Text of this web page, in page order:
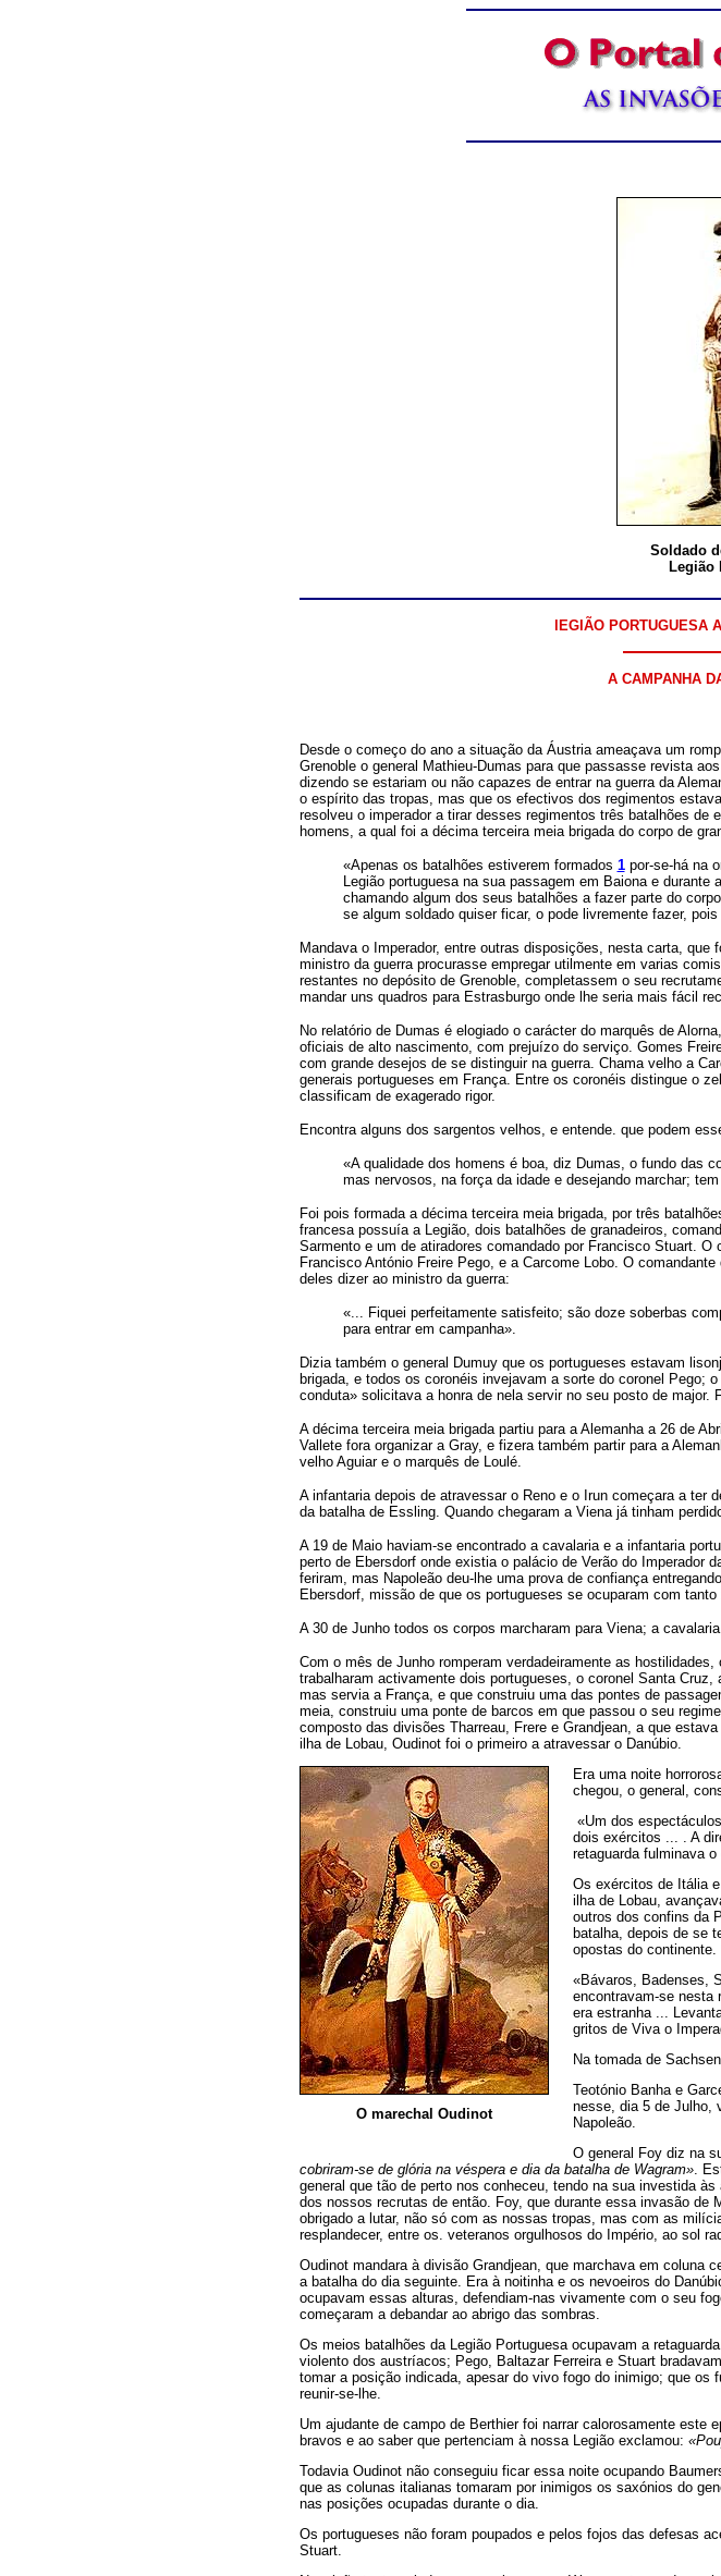
Soldado
Legião
lEGIÃO PORTUGUESA
A CAMPANHA
Desde o começo do ano a situação da Áustria ameaçava um
Grenoble o general Mathieu-Dumas para que passasse revista
dizendo se estariam ou não capazes de entrar na guerra da
o espírito das tropas, mas que os efectivos dos regimentos
resolveu o imperador a tirar desses regimentos três batalhões
homens, a qual foi a décima terceira meia brigada do corpo de
«Apenas os batalhões estiverem formados 1por-se-há na
Legião portuguesa na sua passagem em Baiona e
chamando algum dos seus batalhões a fazer parte do
se algum soldado quiser ficar, o pode livremente fazer,
Mandava o Imperador, entre outras disposições, nesta carta,
ministro da guerra procurasse empregar utilmente em varias
restantes no depósito de Grenoble, completassem o seu
mandar uns quadros para Estrasburgo onde lhe seria mais fácil
No relatório de Dumas é elogiado o carácter do marquês de
oficiais de alto nascimento, com prejuízo do serviço. Gomes
com grande desejos de se distinguir na guerra. Chama velho a
generais portugueses em França. Entre os coronéis distingue o
classificam de exagerado rigor.
Encontra alguns dos sargentos velhos, e entende. que podem
«A qualidade dos homens é boa, diz Dumas, o fundo das
mas nervosos, na força da idade e desejando marchar;
Foi pois formada a décima terceira meia brigada, por três
francesa possuía a Legião, dois batalhões de granadeiros,
Sarmento e um de atiradores comandado por Francisco Stuart.
Francisco António Freire Pego, e a Carcome Lobo. O
deles dizer ao ministro da guerra:
«... Fiquei perfeitamente satisfeito; são doze soberbas
para entrar em campanha».
Dizia também o general Dumuy que os portugueses estavam
brigada, e todos os coronéis invejavam a sorte do coronel Pego;
conduta» solicitava a honra de nela servir no seu posto de major.
A décima terceira meia brigada partiu para a Alemanha a 26 de
Vallete fora organizar a Gray, e fizera também partir para a
velho Aguiar e o marquês de Loulé.
A infantaria depois de atravessar o Reno e o Irun começara a ter
da batalha de Essling. Quando chegaram a Viena já tinham
A 19 de Maio haviam-se encontrado a cavalaria e a infantaria
perto de Ebersdorf onde existia o palácio de Verão do Imperador
feriram, mas Napoleão deu-lhe uma prova de confiança
Ebersdorf, missão de que os portugueses se ocuparam com
A 30 de Junho todos os corpos marcharam para Viena; a
Com o mês de Junho romperam verdadeiramente as
trabalharam activamente dois portugueses, o coronel Santa
mas servia a França, e que construiu uma das pontes de
meia, construiu uma ponte de barcos em que passou o seu
composto das divisões Tharreau, Frere e Grandjean, a que
ilha de Lobau, Oudinot foi o primeiro a atravessar o Danúbio.
O marechal Oudinot
Era uma noite
chegou, o general,
«Um dos
dois exércitos ... . A
retaguarda fulminava
Os exércitos de Itália
ilha de Lobau,
outros dos confins da
batalha, depois de se
opostas do continente.
«Bávaros, Badenses,
encontravam-se nesta
era estranha ...
gritos de Viva o
Na tomada de
Teotónio Banha e
nesse, dia 5 de Julho,
Napoleão.
O general Foy diz na
cobriram-se de glória na véspera e dia da batalha de Wagram».
general que tão de perto nos conheceu, tendo na sua investida
dos nossos recrutas de então. Foy, que durante essa invasão
obrigado a lutar, não só com as nossas tropas, mas com as
resplandecer, entre os. veteranos orgulhosos do Império, ao sol
Oudinot mandara à divisão Grandjean, que marchava em coluna
a batalha do dia seguinte. Era à noitinha e os nevoeiros do
ocupavam essas alturas, defendiam-nas vivamente com o seu
começaram a debandar ao abrigo das sombras.
Os meios batalhões da Legião Portuguesa ocupavam a
violento dos austríacos; Pego, Baltazar Ferreira e Stuart
tomar a posição indicada, apesar do vivo fogo do inimigo; que
reunir-se-lhe.
Um ajudante de campo de Berthier foi narrar calorosamente este
bravos e ao saber que pertenciam à nossa Legião exclamou:
Todavia Oudinot não conseguiu ficar essa noite ocupando
que as colunas italianas tomaram por inimigos os saxónios do
nas posições ocupadas durante o dia.
Os portugueses não foram poupados e pelos fojos das defesas
Stuart.